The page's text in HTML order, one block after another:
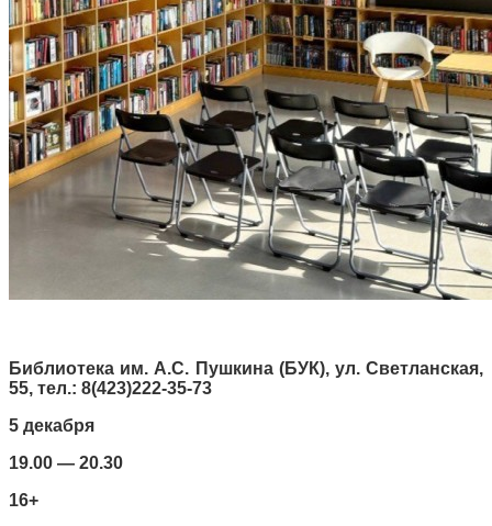
Библиотека им. А.С. Пушкина (БУК), ул. Светланская,
55, тел.: 8(423)222-35-73
5 декабря
19.00 — 20.30
16+